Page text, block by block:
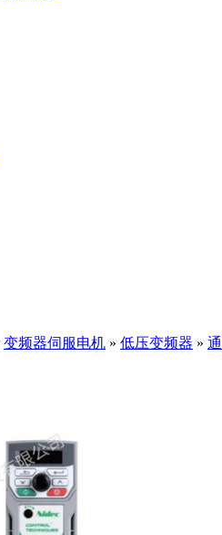
变频器伺服电机 » 低压变频器 »